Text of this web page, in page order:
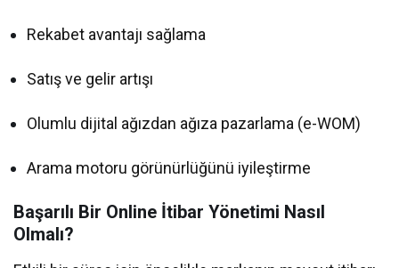
Rekabet avantajı sağlama
Satış ve gelir artışı
Olumlu dijital ağızdan ağıza pazarlama (e-WOM)
Arama motoru görünürlüğünü iyileştirme
Başarılı Bir Online İtibar Yönetimi Nasıl
Olmalı?